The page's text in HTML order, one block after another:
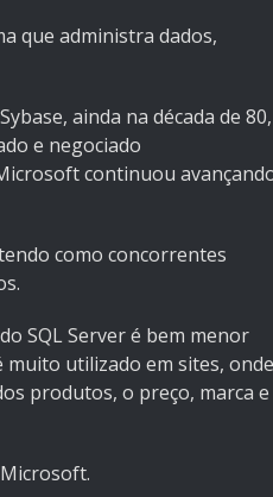
que administra dados,
ainda na década de 80,
e negociado
continuou
como concorrentes
SQL Server é bem menor
muito utilizado em sites, onde
produtos, o preço, marca e